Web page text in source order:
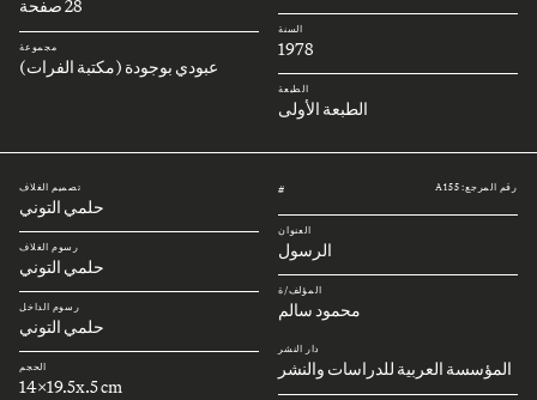
السنة
1978
الطبعة
الطبعة الأولى
28 صفحة
مجموعة
عبودي بوجودة (مكتبة الفرات)
رقم المرجع: A155 #
العنوان
الرسول
المؤلف/ة
محمود سالم
دار النشر
المؤسسة العربية للدراسات والنشر
تصميم الغلاف
حلمي التوني
رسوم الغلاف
حلمي التوني
رسوم الداخل
حلمي التوني
الحجم
14x19.5x.5 cm